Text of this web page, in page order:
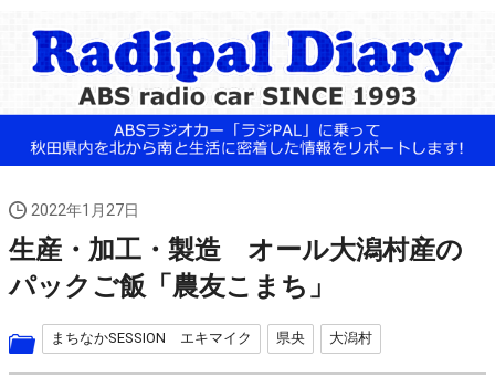
2022年1月27日
生産・加工・製造 オール大潟村産の
パックご飯「農友こまち」
まちなかSESSION エキマイク 県央 大潟村